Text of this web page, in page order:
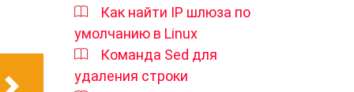
Как найти IP шлюза по
умолчанию в Linux
Команда Sed для
удаления строки